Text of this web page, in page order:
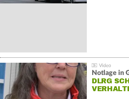
Notlage in
DLRG